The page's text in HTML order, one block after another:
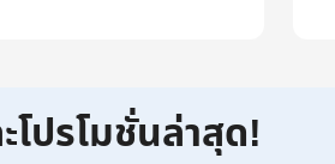
โปรโมชั่นล่าสุด!